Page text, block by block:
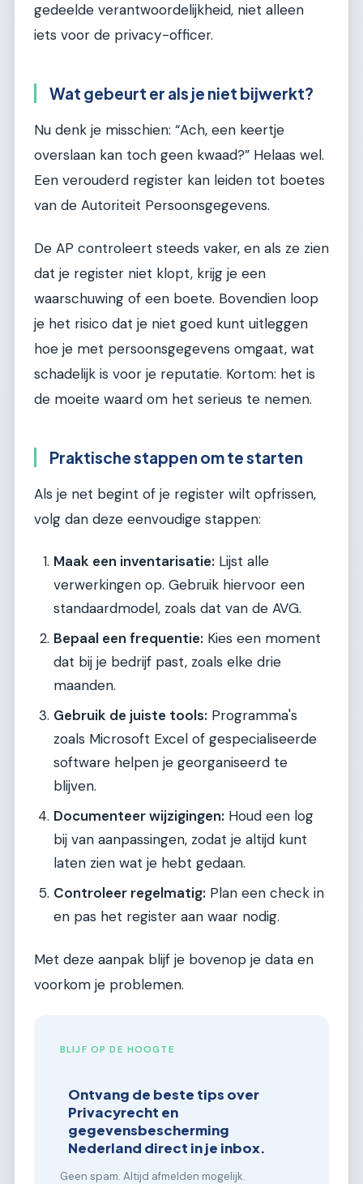
gedeelde verantwoordelijkheid, niet alleen
iets voor de privacy-officer.
Wat gebeurt er als je niet bijwerkt?
Nu denk je misschien: “Ach, een keertje
overslaan kan toch geen kwaad?” Helaas wel.
Een verouderd register kan leiden tot boetes
van de Autoriteit Persoonsgegevens.
De AP controleert steeds vaker, en als ze zien
dat je register niet klopt, krijg je een
waarschuwing of een boete. Bovendien loop
je het risico dat je niet goed kunt uitleggen
hoe je met persoonsgegevens omgaat, wat
schadelijk is voor je reputatie. Kortom: het is
de moeite waard om het serieus te nemen.
Praktische stappen om te starten
Als je net begint of je register wilt opfrissen,
volg dan deze eenvoudige stappen:
Maak een inventarisatie: Lijst alle
verwerkingen op. Gebruik hiervoor een
standaardmodel, zoals dat van de AVG.
Bepaal een frequentie: Kies een moment
dat bij je bedrijf past, zoals elke drie
maanden.
Gebruik de juiste tools: Programma's
zoals Microsoft Excel of gespecialiseerde
software helpen je georganiseerd te
blijven.
Documenteer wijzigingen: Houd een log
bij van aanpassingen, zodat je altijd kunt
laten zien wat je hebt gedaan.
Controleer regelmatig: Plan een check in
en pas het register aan waar nodig.
Met deze aanpak blijf je bovenop je data en
voorkom je problemen.
BLIJF OP DE HOOGTE
Ontvang de beste tips over
Privacyrecht en
gegevensbescherming
Nederland direct in je inbox.
Geen spam. Altijd afmelden mogelijk.